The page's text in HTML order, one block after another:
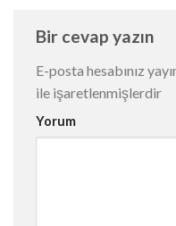
Bir cevap yazın
E-posta hesabınız
ile işaretlenmişlerdir
Yorum